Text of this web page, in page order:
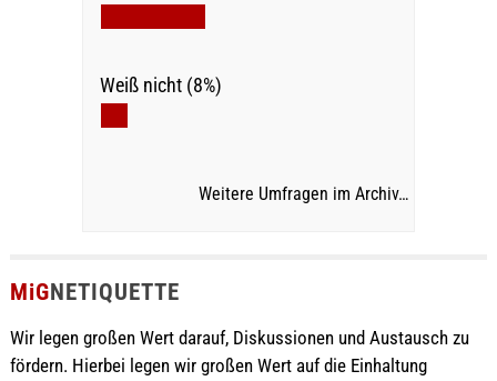
Weiß nicht (8%)
Weitere Umfragen im Archiv…
MiGNETIQUETTE
Wir legen großen Wert darauf, Diskussionen und Austausch zu
fördern. Hierbei legen wir großen Wert auf die Einhaltung